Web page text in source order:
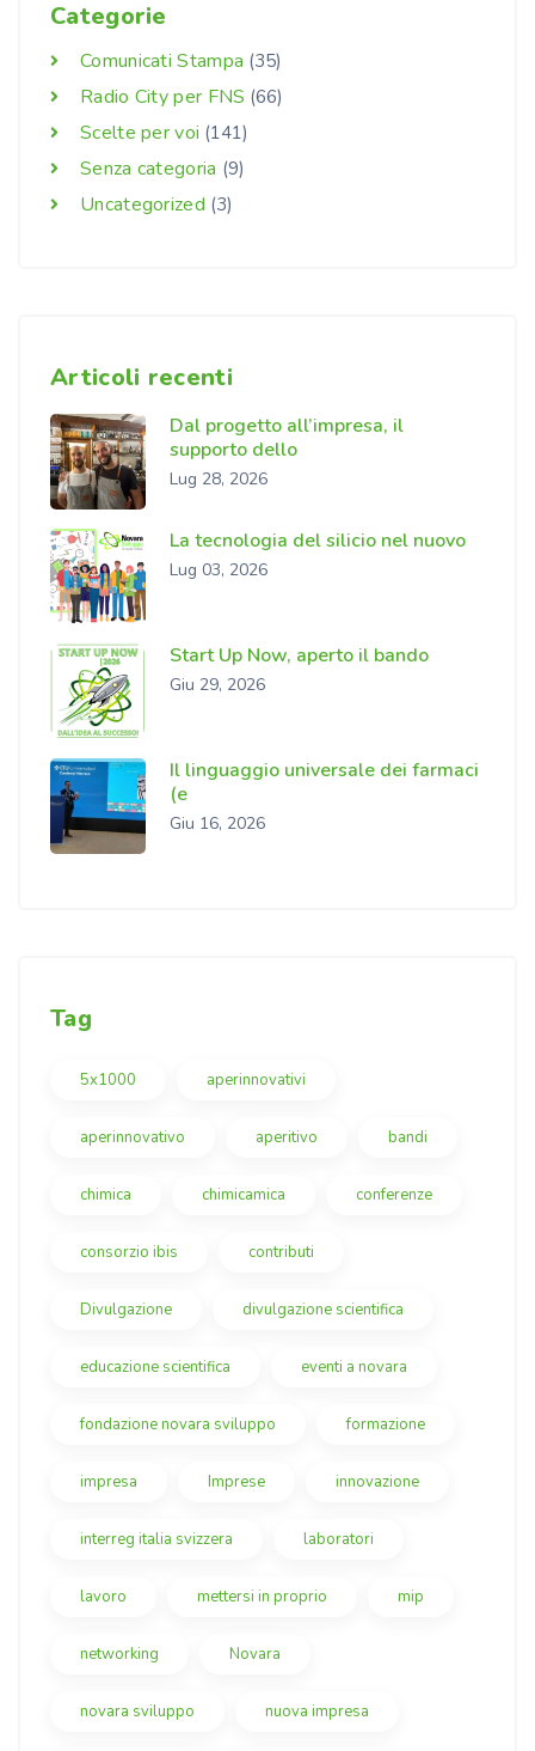
Categorie
Comunicati Stampa (35)
Radio City per FNS (66)
Scelte per voi (141)
Senza categoria (9)
Uncategorized (3)
Articoli recenti
Dal progetto all’impresa, il
supporto dello
Lug 28, 2026
La tecnologia del silicio nel nuovo
Lug 03, 2026
Start Up Now, aperto il bando
Giu 29, 2026
Il linguaggio universale dei farmaci
(e
Giu 16, 2026
Tag
5x1000 aperinnovativi
aperinnovativo aperitivo bandi
chimica chimicamica conferenze
consorzio ibis contributi
Divulgazione divulgazione scientifica
educazione scientifica eventi a novara
fondazione novara sviluppo formazione
impresa Imprese innovazione
interreg italia svizzera laboratori
lavoro mettersi in proprio mip
networking Novara
novara sviluppo nuova impresa